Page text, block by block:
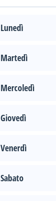
Lunedì
Martedì
Mercoledì
Giovedì
Venerdì
Sabato